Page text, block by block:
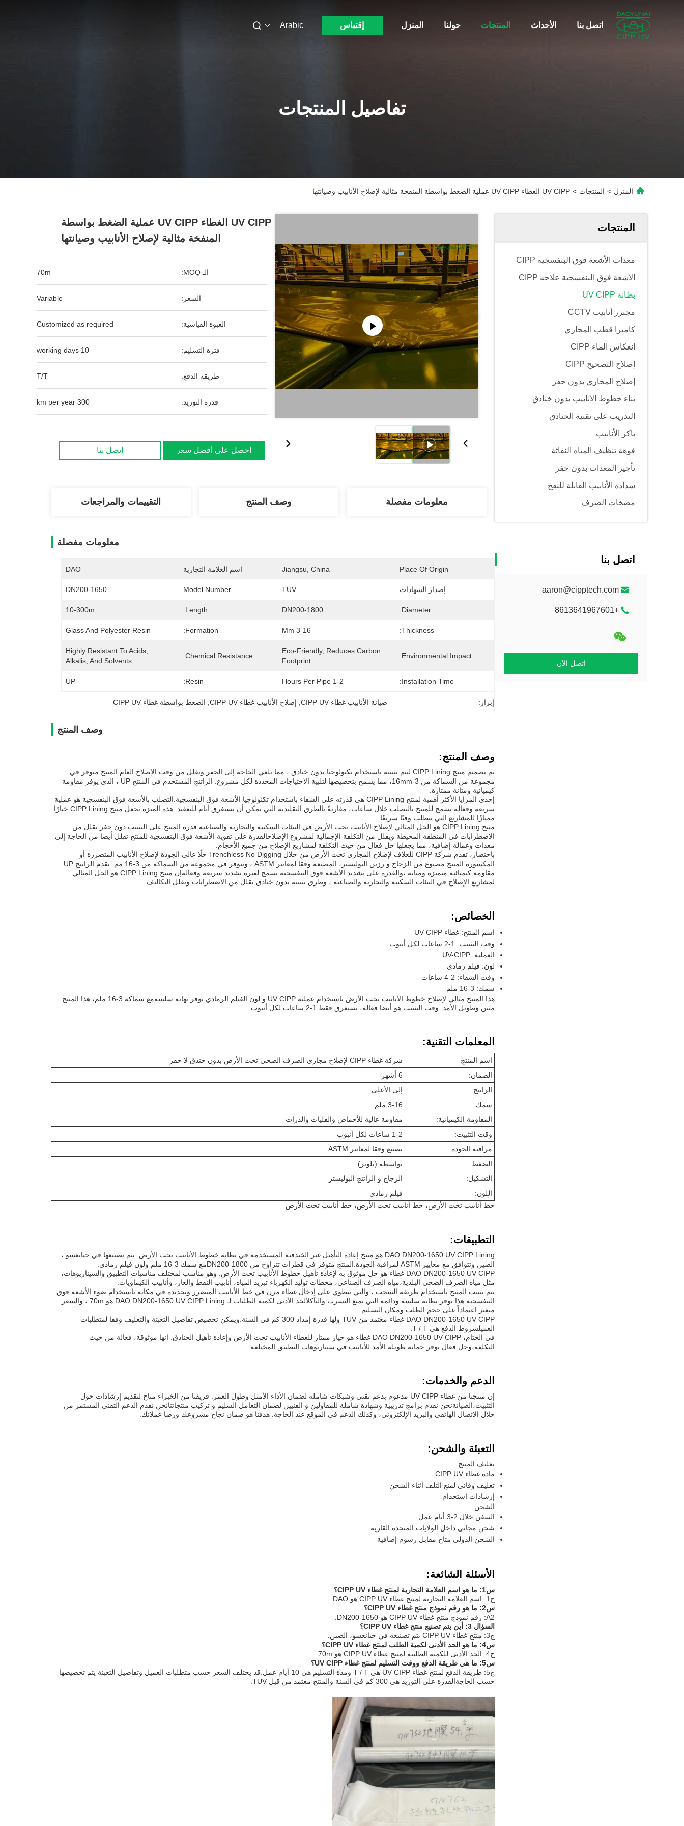
المنزل حولنا المنتجات الأحداث اتصل بنا إقتباس Arabic
تفاصيل المنتجات
المنزل > المنتجات > UV CIPP الغطاء UV CIPP عملية الضغط بواسطة المنفخة مثالية لإصلاح الأنابيب وصيانتها
المنتجات
معدات الأشعة فوق البنفسجية CIPP
الأشعة فوق البنفسجية علاجه CIPP
بطانة UV CIPP
مجنزر أنابيب CCTV
كاميرا قطب المجاري
انعكاس الماء CIPP
إصلاح التصحيح CIPP
إصلاح المجاري بدون حفر
بناء خطوط الأنابيب بدون خنادق
التدريب على تقنية الخنادق
باكر الأنابيب
فوهة تنظيف المياه النفاثة
تأجير المعدات بدون حفر
سدادة الأنابيب القابلة للنفخ
مضخات الصرف
اتصل بنا
aaron@cipptech.com
+8613641967601
اتصل الآن
UV CIPP الغطاء UV CIPP عملية الضغط بواسطة
المنفخة مثالية لإصلاح الأنابيب وصيانتها
الـ MOQ: 70m
السعر: Variable
العبوة القياسية: Customized as required
فترة التسليم: 10 working days
طريقة الدفع: T/T
قدرة التوريد: 300 km per year
احصل على أفضل سعر اتصل بنا
معلومات مفصلة وصف المنتج التقييمات والمراجعات
معلومات مفصلة
Place Of Origin
Jiangsu, China اسم العلامة التجارية DAO
إصدار الشهادات TUV
Model Number
DN200-1650
Diameter:
DN200-1800
Length:
10-300m
Thickness:
3-16 Mm
Formation:
Glass And Polyester Resin
Environmental Impact:
Eco-Friendly, Reduces Carbon
Footprint
Chemical Resistance:
Highly Resistant To Acids,
Alkalis, And Solvents
Installation Time:
1-2 Hours Per Pipe
Resin:
UP
إبراز: صيانة الأنابيب غطاء CIPP UV إصلاح الأنابيب غطاء CIPP UV الضغط بواسطة غطاء CIPP UV
وصف المنتج
وصف المنتج:
تم تصميم منتج CIPP Lining ليتم تثبيته باستخدام تكنولوجيا بدون خنادق ، مما يلغي الحاجة إلى الحفر ويقلل من وقت الإصلاح العام.المنتج متوفر في
مجموعة من السماكة من 3-16mm، مما يسمح بتخصيصها لتلبية الاحتياجات المحددة لكل مشروع. الراتنج المستخدم في المنتج UP ، الذي يوفر مقاومة
كيميائية ومتانة ممتازة.
إحدى المزايا الأكثر أهمية لمنتج CIPP Lining هي قدرته على الشفاء باستخدام تكنولوجيا الأشعة فوق البنفسجية.التصلب بالأشعة فوق البنفسجية هو عملية
سريعة وفعالة تسمح للمنتج بالتصلب خلال ساعات، مقارنةً بالطرق التقليدية التي يمكن أن تستغرق أيام للتعقيد. هذه الميزة تجعل منتج CIPP Lining خيارًا
ممتازًا للمشاريع التي تتطلب وقتًا سريعًا.
منتج CIPP Lining هو الحل المثالي لإصلاح الأنابيب تحت الأرض في البيئات السكنية والتجارية والصناعية.قدرة المنتج على التثبيت دون حفر يقلل من
الاضطرابات في المنطقة المحيطة ويقلل من التكلفة الإجمالية لمشروع الإصلاحالقدرة على تقوية الأشعة فوق البنفسجية للمنتج تقلل أيضا من الحاجة إلى
معدات وعمالة إضافية، مما يجعلها حل فعال من حيث التكلفة لمشاريع الإصلاح من جميع الأحجام.
باختصار، تقدم شركة CIPP للغلاف لإصلاح المجاري تحت الأرض من خلال Trenchless No Digging حلًا عالي الجودة لإصلاح الأنابيب المتضررة أو
المكسورة.المنتج مصنوع من الزجاج و رزين البوليستر، المصنعة وفقا لمعايير ASTM ، وتتوفر في مجموعة من السماكة من 3-16 مم. يقدم الراتنج UP
مقاومة كيميائية متميزة ومتانة ،والقدرة على تشديد الأشعة فوق البنفسجية تسمح لفترة تشديد سريعة وفعالةإن منتج CIPP Lining هو الحل المثالي
لمشاريع الإصلاح في البيئات السكنية والتجارية والصناعية ، وطرق تثبيته بدون خنادق تقلل من الاضطرابات وتقلل التكاليف.
الخصائص:
اسم المنتج: غطاء UV CIPP
وقت التثبيت: 1-2 ساعات لكل أنبوب
العملية: UV-CIPP
لون: فيلم رمادي
وقت الشفاء: 2-4 ساعات
سمك: 3-16 ملم
هذا المنتج مثالي لإصلاح خطوط الأنابيب تحت الأرض باستخدام عملية UV CIPP.و لون الفيلم الرمادي يوفر نهاية سلسةمع سماكة 3-16 ملم، هذا المنتج
متين وطويل الأمد. وقت التثبيت هو أيضا فعالة، يستغرق فقط 1-2 ساعات لكل أنبوب.
المعلمات التقنية:
اسم المنتج
شركة غطاء CIPP لإصلاح مجاري الصرف الصحي تحت الأرض بدون خندق لا حفر
الضمان:
6 أشهر
الراتنج:
إلى الأعلى
سمك:
3-16 ملم
المقاومة الكيميائية:
مقاومة عالية للأحماض والقليات والذرات
وقت التثبيت:
1-2 ساعات لكل أنبوب
مراقبة الجودة:
تصنيع وفقا لمعايير ASTM
الضغط:
بواسطة (بلوير)
التشكيل:
الزجاج و الراتنج البوليستر
اللون:
فيلم رمادي
خط أنابيب تحت الأرض، خط أنابيب تحت الأرض، خط أنابيب تحت الأرض
التطبيقات:
DAO DN200-1650 UV CIPP Lining هو منتج إعادة التأهيل غير الخندقية المستخدمة في بطانة خطوط الأنابيب تحت الأرض. يتم تصنيعها في جيانغسو ،
الصين وتتوافق مع معايير ASTM لمراقبة الجودة.المنتج متوفر في قطرات تتراوح من DN200-1800مع سمك 3-16 ملم ولون فيلم رمادي.
DAO DN200-1650 UV CIPP غطاء هو حل موثوق به لإعادة تأهيل خطوط الأنابيب تحت الأرض. وهو مناسب لمختلف مناسبات التطبيق والسيناريوهات،
مثل مياه الصرف الصحي البلدية،مياه الصرف الصناعي، محطات توليد الكهرباء تبريد المياه، أنابيب النفط والغاز، وأنابيب الكيماويات.
يتم تثبيت المنتج باستخدام طريقة السحب ، والتي تنطوي على إدخال غطاء مرن في خط الأنابيب المتضرر وتجديده في مكانه باستخدام ضوء الأشعة فوق
البنفسجية.هذا يوفر بطانة سلسة ودائمة التي تمنع التسرب والتآكلالحد الأدنى لكمية الطلبات لـ DAO DN200-1650 UV CIPP Lining هو 70m ، والسعر
متغير اعتماداً على حجم الطلب ومكان التسليم.
DAO DN200-1650 UV CIPP غطاء معتمد من TUV ولها قدرة إمداد 300 كم في السنة.ويمكن تخصيص تفاصيل التعبئة والتغليف وفقا لمتطلبات
العميلشروط الدفع هي T / T.
في الختام، DAO DN200-1650 UV CIPP غطاء هو خيار ممتاز للغطاء الأنابيب تحت الأرض وإعادة تأهيل الخنادق. انها موثوقة، فعالة من حيث
التكلفة،وحل فعال يوفر حماية طويلة الأمد للأنابيب في سيناريوهات التطبيق المختلفة.
الدعم والخدمات:
إن منتجنا من غطاء UV CIPP مدعوم بدعم تقني وشبكات شاملة لضمان الأداء الأمثل وطول العمر. فريقنا من الخبراء متاح لتقديم إرشادات حول
التثبيت،الصيانةنحن نقدم برامج تدريبية وشهادة شاملة للمقاولين و الفنيين لضمان التعامل السليم و تركيب منتجاتنانحن نقدم الدعم التقني المستمر من
خلال الاتصال الهاتفي والبريد الإلكتروني، وكذلك الدعم في الموقع عند الحاجة. هدفنا هو ضمان نجاح مشروعك ورضا عملائك.
التعبئة والشحن:
تغليف المنتج:
مادة غطاء CIPP UV
تغليف وقائي لمنع التلف أثناء الشحن
إرشادات استخدام
الشحن:
السفن خلال 2-3 أيام عمل
شحن مجاني داخل الولايات المتحدة القارية
الشحن الدولي متاح مقابل رسوم إضافية
الأسئلة الشائعة:
س1: ما هو اسم العلامة التجارية لمنتج غطاء CIPP UV؟
ج1: اسم العلامة التجارية لمنتج غطاء CIPP UV هو DAO.
س2: ما هو رقم نموذج منتج غطاء CIPP UV؟
A2: رقم نموذج منتج غطاء CIPP UV هو DN200-1650.
السؤال 3: أين يتم تصنيع منتج غطاء CIPP UV؟
ج3: منتج غطاء CIPP UV يتم تصنيعه في جيانغسو، الصين.
س4: ما هو الحد الأدنى لكمية الطلب لمنتج غطاء CIPP UV؟
ج4: الحد الأدنى للكمية الطلبية لمنتج غطاء CIPP UV هو 70m.
س5: ما هي طريقة الدفع ووقت التسليم لمنتج غطاء UV CIPP؟
ج5: طريقة الدفع لمنتج غطاء UV CIPP هي T / T ومدة التسليم هي 10 أيام عمل.قد يختلف السعر حسب متطلبات العميل وتفاصيل التعبئة يتم تخصيصها
حسب الحاجةالقدرة على التوريد هي 300 كم في السنة والمنتج معتمد من قبل TUV.